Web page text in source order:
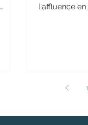
l'affluence
1